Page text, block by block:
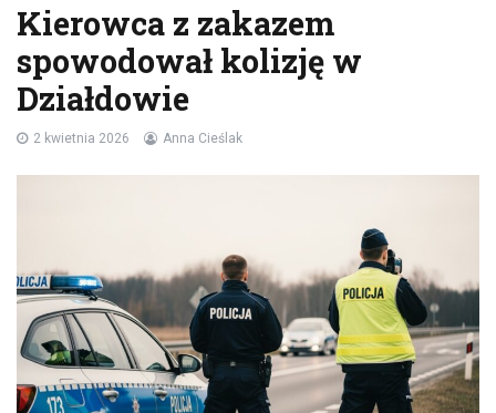
Kierowca z zakazem
spowodował kolizję w
Działdowie
2 kwietnia 2026 Anna Cieślak